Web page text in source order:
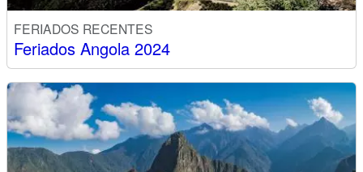
FERIADOS RECENTES
Feriados Angola 2024